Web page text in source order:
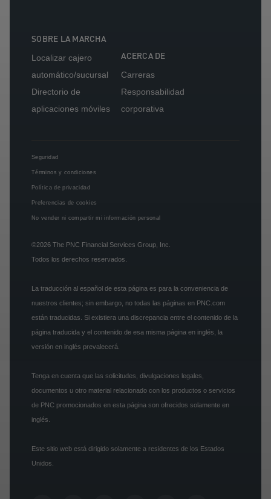
SOBRE LA MARCHA
Localizar cajero
automático/sucursal
Directorio de
aplicaciones móviles
ACERCA DE
Carreras
Responsabilidad
corporativa
Seguridad
Términos y condiciones
Política de privacidad
Preferencias de cookies
No vender ni compartir mi información personal
©2026 The PNC Financial Services Group, Inc.
Todos los derechos reservados.
La traducción al español de esta página es para la conveniencia de
nuestros clientes; sin embargo, no todas las páginas en PNC.com
están traducidas. Si existiera una discrepancia entre el contenido de la
página traducida y el contenido de esa misma página en inglés, la
versión en inglés prevalecerá.
Tenga en cuenta que las solicitudes, divulgaciones legales,
documentos u otro material relacionado con los productos o servicios
de PNC promocionados en esta página son ofrecidos solamente en
inglés.
Este sitio web está dirigido solamente a residentes de los Estados
Unidos.